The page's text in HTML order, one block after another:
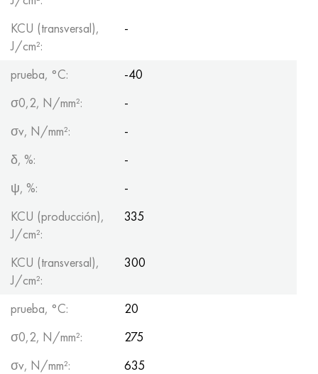
KCU (transversal),
J/cm²:
-
prueba, °C:
-40
σ0,2, N/mm²:
-
σv, N/mm²:
-
δ, %:
-
ψ, %:
-
KCU (producción),
J/cm²:
335
KCU (transversal),
J/cm²:
300
prueba, °C:
20
σ0,2, N/mm²:
275
σv, N/mm²:
635